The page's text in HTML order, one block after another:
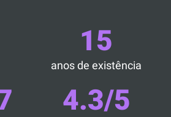
15
anos de existência
4.3/5